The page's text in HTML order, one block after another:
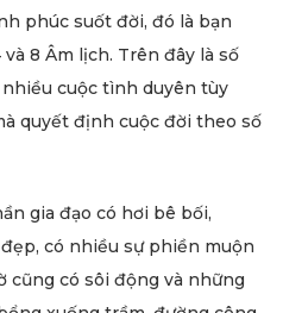
phúc suốt đời, đó là bạn
8 Âm lịch. Trên đây là số
cuộc tình duyên tùy
quyết định cuộc đời theo số
gia đạo có hơi bê bối,
có nhiều sự phiền muộn
cũng có sôi động và những